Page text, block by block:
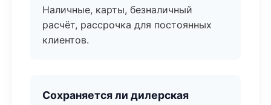
Наличные, карты, безналичный
расчёт, рассрочка для постоянных
клиентов.
Сохраняется ли дилерская